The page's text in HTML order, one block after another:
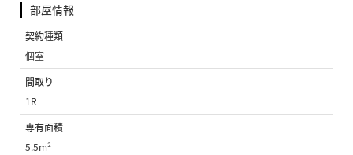
部屋情報
契約種類
個室
間取り
1R
専有面積
5.5m²